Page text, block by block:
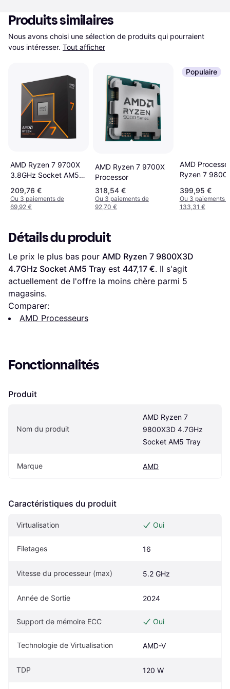
Produits similaires
Nous avons choisi une sélection de produits qui pourraient
vous intéresser. Tout afficher
AMD Ryzen 7 9700X
3.8GHz Socket AM5
209,76 €
Ou 3 paiements de
69,92 €
AMD Ryzen 7 9700X
Processor
318,54 €
Ou 3 paiements de
92,70 €
Populaire
AMD
Ryzen 7
399,95 €
Ou 3 paiements
133,31 €
Détails du produit
Le prix le plus bas pour AMD Ryzen 7 9800X3D
4.7GHz Socket AM5 Tray est 447,17 €. Il s'agit
actuellement de l'offre la moins chère parmi 5
magasins.
Comparer:
AMD Processeurs
Fonctionnalités
Produit
Nom du produit
AMD Ryzen 7
9800X3D 4.7GHz
Socket AM5 Tray
Marque AMD
Caractéristiques du produit
Virtualisation Oui
Filetages 16
Vitesse du processeur (max) 5.2 GHz
Année de Sortie 2024
Support de mémoire ECC Oui
Technologie de Virtualisation AMD-V
TDP 120 W